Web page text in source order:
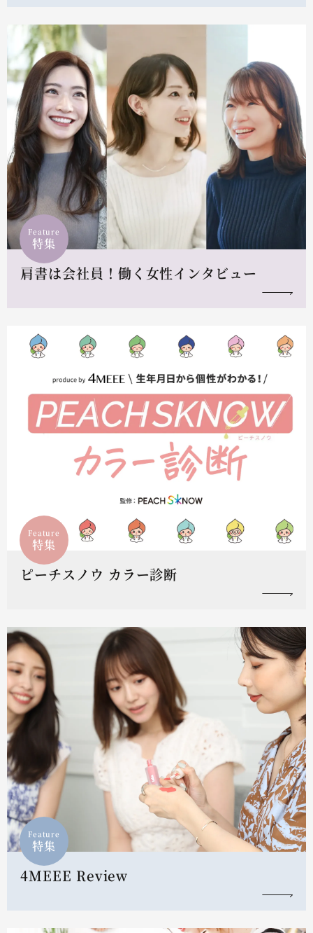
Feature
特集
肩書は会社員！働く女性インタビュー
Feature
特集
ピーチスノウ カラー診断
Feature
特集
4MEEE Review